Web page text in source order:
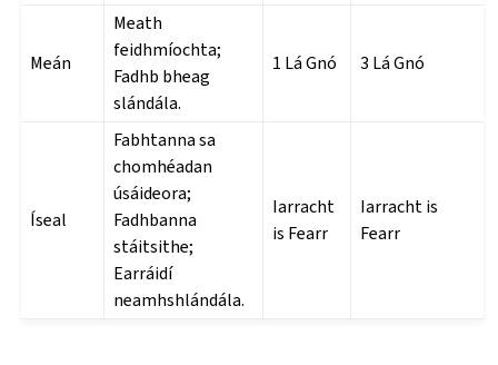
Meán
Meath
feidhmíochta;
Fadhb bheag
slándála.
1 Lá Gnó 3 Lá Gnó
Íseal
Fabhtanna sa
chomhéadan
úsáideora;
Fadhbanna
stáitsithe;
Earráidí
neamhshlándála.
Iarracht
is Fearr
Iarracht is
Fearr